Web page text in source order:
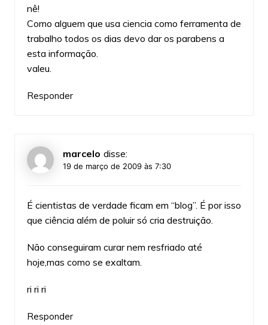
nê!
Como alguem que usa ciencia como ferramenta de
trabalho todos os dias devo dar os parabens a
esta informação.
valeu.
Responder
marcelo disse:
19 de março de 2009 às 7:30
É cientistas de verdade ficam em “blog”. É por isso
que ciência além de poluir só cria destruição.
Não conseguiram curar nem resfriado até
hoje,mas como se exaltam.
ri ri ri
Responder